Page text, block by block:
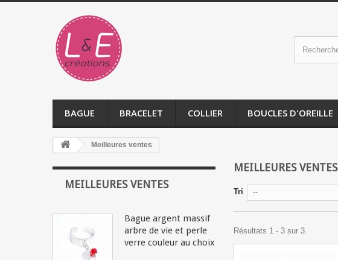
BAGUE BRACELET COLLIER BOUCLES D'OREILLE
Meilleures ventes
MEILLEURES VENTES
Bague argent massif
arbre de vie et perle
verre couleur au choix
MEILLEURES VENTES
Tri --
Résultats 1 - 3 sur 3.